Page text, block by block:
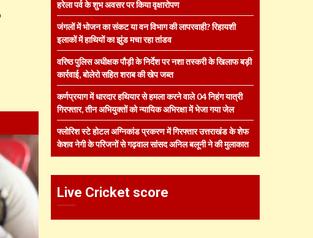
हरेला पर्व के शुभ अवसर पर किया वृक्षारोपण
जंगलों में भोजन का संकट या वन विभाग की लापरवाही? रिहायशी
इलाकों में हाथियों का झुंड मचा रहा तांडव
वरिष्ठ पुलिस अधीक्षक पौड़ी के निर्देश पर नशा तस्करी के खिलाफ बड़ी
कार्रवाई, बोलेरो सहित शराब की खेप जब्त
कर्णप्रयाग में धारदार हथियार से हमला करने वाले 04 निहंग यात्री
गिरफ्तार, तीन अभियुक्तों को न्यायिक अभिरक्षा में भेजा गया जेल
फ्लोरिश स्टे होटल अग्निकांड प्रकरण में गिरफ्तार उत्तराखंड के शेफ
केशव नेगी के परिजनों से गढ़वाल सांसद अनिल बलूनी ने की मुलाकात
Live Cricket score